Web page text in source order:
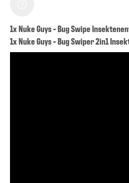
1x Nuke Guys - Bug Swipe
1x Nuke Guys - Bug Swiper 2in1